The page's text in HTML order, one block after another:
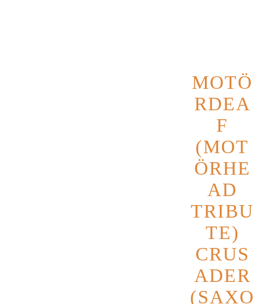
MOTÖ
RDEA
F
(MOT
ÖRHE
AD
TRIBU
TE)
CRUS
ADER
(SAXO